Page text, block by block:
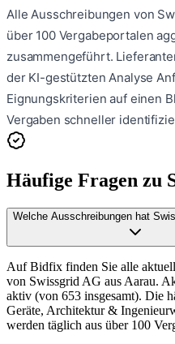
Alle Ausschreibungen von
über 100 Vergabeportalen
zusammengeführt.
der KI-gestützten Analyse
Eignungskriterien auf einen
Vergaben schneller
Häufige Fragen zu
Welche Ausschreibungen hat
Auf Bidfix finden Sie alle
von Swissgrid AG aus Aarau.
aktiv (von 653 insgesamt). Die
Geräte, Architektur &
werden täglich aus über 100